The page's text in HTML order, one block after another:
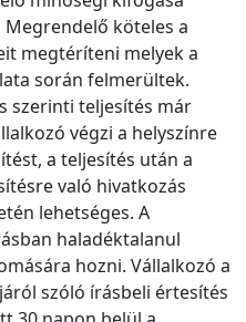
köteles a
megtéríteni melyek a
során felmerültek.
szerinti teljesítés már
végzi a helyszínre
a teljesítés után a
való hivatkozás
lehetséges. A
haladéktalanul
hozni. Vállalkozó a
szóló írásbeli értesítés